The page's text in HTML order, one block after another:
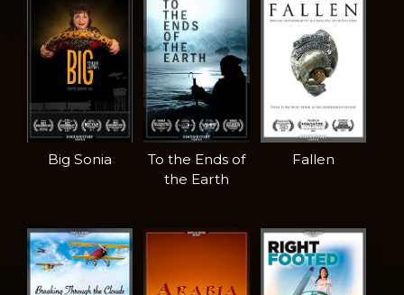
Big Sonia
To the Ends of
the Earth
Fallen